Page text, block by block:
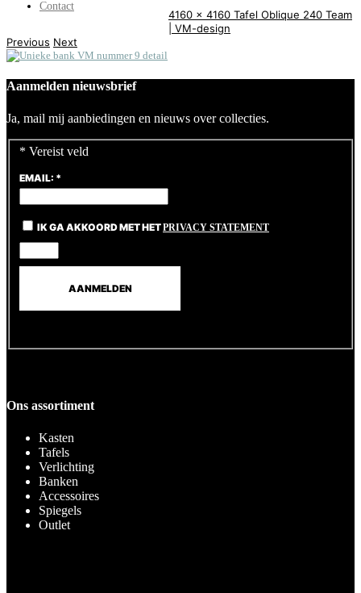
Contact
4160 x 4160 Tafel Oblique 240 Team
| VM-design
Previous Next
Aanmelden nieuwsbrief
Ja, mail mij aanbiedingen en nieuws over collecties.
* Vereist veld
EMAIL: *
IK GA AKKOORD MET HETPRIVACY STATEMENT
Ons assortiment
Kasten
Tafels
Verlichting
Banken
Accessoires
Spiegels
Outlet